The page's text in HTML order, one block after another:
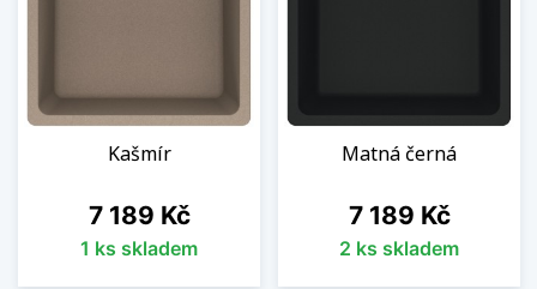
Kašmír
Cena
7 189 Kč
1 ks skladem
Matná černá
Cena
7 189 Kč
2 ks skladem